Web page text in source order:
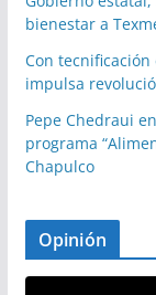
bienestar a
Con
impulsa
Pepe Chedraui
programa
Chapulco
Opinión